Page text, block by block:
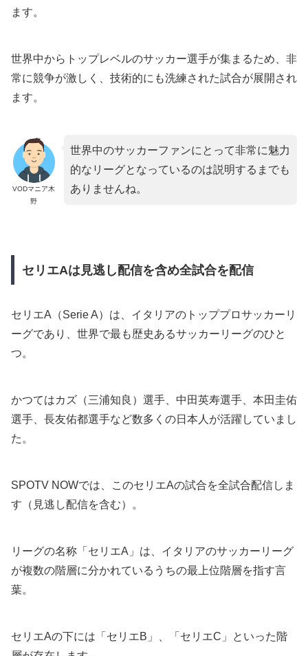
ます。
世界中からトップレベルのサッカー選手が集まるため、非
常に競争が激しく、技術的にも洗練された試合が展開され
ます。
VODマニア木
野
世界中のサッカーファンにとって非常に魅力
的なリーグとなっているのは説明するまでも
ありませんね。
セリエAは見逃し配信を含め全試合を配信
セリエA（Serie A）は、イタリアのトッププロサッカーリ
ーグであり、世界で最も歴史あるサッカーリーグのひと
つ。
かつてはカズ（三浦知良）選手、中田英寿選手、本田圭佑
選手、長友佑都選手など数多くの日本人が活躍していまし
た。
SPOTV NOWでは、このセリエAの試合を全試合配信しま
す（見逃し配信を含む）。
リーグの名称「セリエA」は、イタリアのサッカーリーグ
が複数の階層に分かれているうちの最上位階層を指す言
葉。
セリエAの下には「セリエB」、「セリエC」といった階